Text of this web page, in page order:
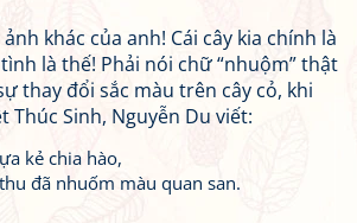
khác của anh! Cái cây kia chính là
là thế! Phải nói chữ “nhuộm” thật
thay đổi sắc màu trên cây cỏ, khi
Thúc Sinh, Nguyễn Du viết:
kẻ chia hào,
đã nhuốm màu quan san.